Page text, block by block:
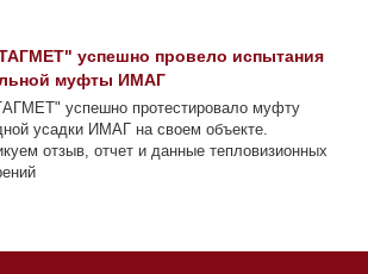
успешно провело испытания
муфты ИМАГ
успешно протестировало муфту
усадки ИМАГ на своем объекте.
отзыв, отчет и данные тепловизионных